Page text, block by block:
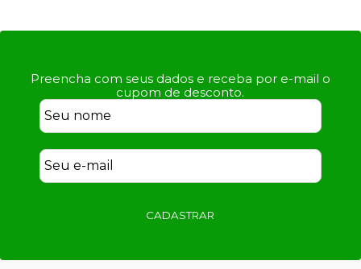
Preencha com seus dados e receba por e-mail o
cupom de desconto.
CADASTRAR